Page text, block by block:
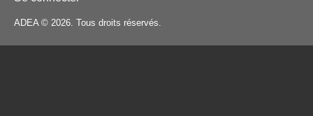
ADEA © 2026. Tous droits réservés.